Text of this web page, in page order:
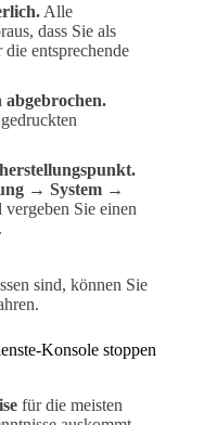
Alle
dass Sie als
entsprechende
→ System →
vergeben Sie einen
sind, können Sie
Konsole stoppen
für die meisten